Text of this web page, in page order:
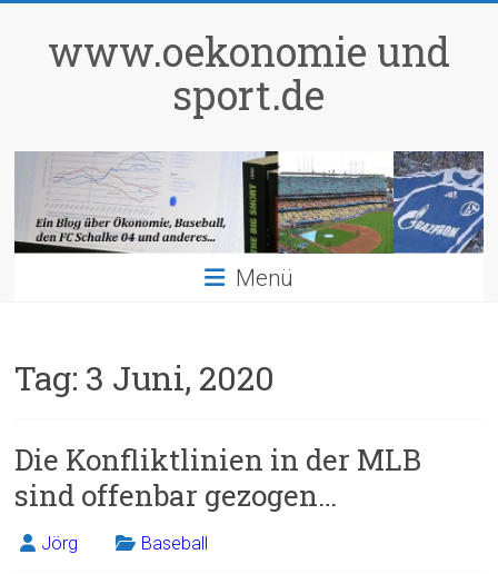
springenwww.oekonomie und
sport.de
Menü
Tag: 3 Juni, 2020
Die Konfliktlinien in der MLB
sind offenbar gezogen…
Jörg Baseball